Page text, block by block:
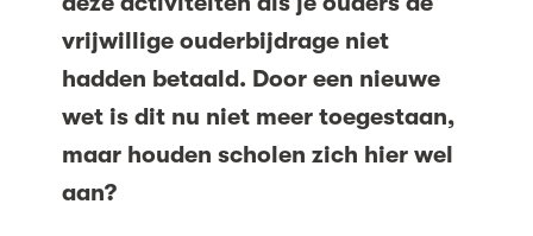
vrijwillige ouderbijdrage niet
hadden betaald. Door een nieuwe
wet is dit nu niet meer toegestaan,
maar houden scholen zich hier wel
aan?